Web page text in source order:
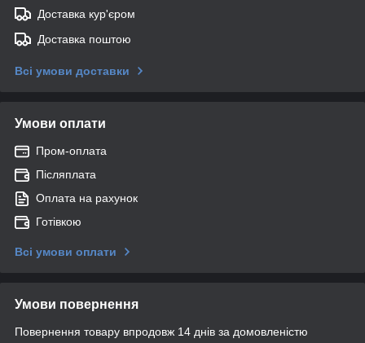
Доставка кур'єром
Доставка поштою
Всі умови доставки
Умови оплати
Пром-оплата
Післяплата
Оплата на рахунок
Готівкою
Всі умови оплати
Умови повернення
Повернення товару впродовж 14 днів за домовленістю